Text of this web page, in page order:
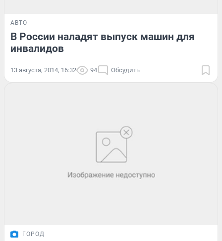
АВТО
В России наладят выпуск машин для
инвалидов
13 августа, 2014, 16:32 94 Обсудить
ГОРОД